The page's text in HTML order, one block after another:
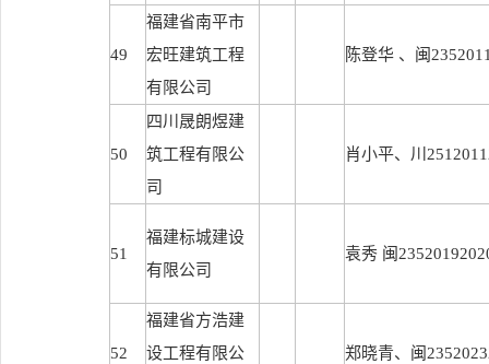
49
福建省南平市
宏旺建筑工程
有限公司
陈登华 、闽
50
四川晟朗煜建
筑工程有限公
司
肖小平、川
51
福建标城建设
有限公司
袁秀 闽
52
福建省方浩建
设工程有限公
郑晓青、闽